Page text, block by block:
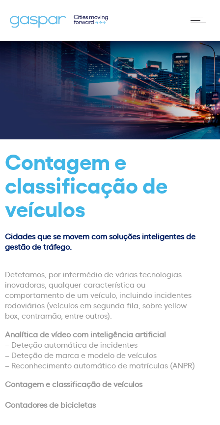
Contagem e
classificação de
veículos
Cidades que se movem com soluções inteligentes de
gestão de tráfego.​
Detetamos, por intermédio de várias tecnologias
inovadoras, qualquer característica ou
comportamento de um veículo, incluindo incidentes
rodoviários (veículos em segunda fila, sobre yellow
box, contramão, entre outros).
Analítica de vídeo com inteligência artificial
– Deteção automática de incidentes
– Deteção de marca e modelo de veículos
– Reconhecimento automático de matrículas (ANPR)
Contagem e classificação de veículos
Contadores de bicicletas